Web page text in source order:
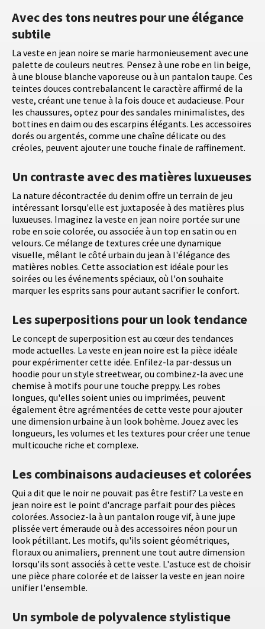
Avec des tons neutres pour une élégance
subtile
La veste en jean noire se marie harmonieusement avec une
palette de couleurs neutres. Pensez à une robe en lin beige,
à une blouse blanche vaporeuse ou à un pantalon taupe. Ces
teintes douces contrebalancent le caractère affirmé de la
veste, créant une tenue à la fois douce et audacieuse. Pour
les chaussures, optez pour des sandales minimalistes, des
bottines en daim ou des escarpins élégants. Les accessoires
dorés ou argentés, comme une chaîne délicate ou des
créoles, peuvent ajouter une touche finale de raffinement.
Un contraste avec des matières luxueuses
La nature décontractée du denim offre un terrain de jeu
intéressant lorsqu'elle est juxtaposée à des matières plus
luxueuses. Imaginez la veste en jean noire portée sur une
robe en soie colorée, ou associée à un top en satin ou en
velours. Ce mélange de textures crée une dynamique
visuelle, mêlant le côté urbain du jean à l'élégance des
matières nobles. Cette association est idéale pour les
soirées ou les événements spéciaux, où l'on souhaite
marquer les esprits sans pour autant sacrifier le confort.
Les superpositions pour un look tendance
Le concept de superposition est au cœur des tendances
mode actuelles. La veste en jean noire est la pièce idéale
pour expérimenter cette idée. Enfilez-la par-dessus un
hoodie pour un style streetwear, ou combinez-la avec une
chemise à motifs pour une touche preppy. Les robes
longues, qu'elles soient unies ou imprimées, peuvent
également être agrémentées de cette veste pour ajouter
une dimension urbaine à un look bohème. Jouez avec les
longueurs, les volumes et les textures pour créer une tenue
multicouche riche et complexe.
Les combinaisons audacieuses et colorées
Qui a dit que le noir ne pouvait pas être festif? La veste en
jean noire est le point d'ancrage parfait pour des pièces
colorées. Associez-la à un pantalon rouge vif, à une jupe
plissée vert émeraude ou à des accessoires néon pour un
look pétillant. Les motifs, qu'ils soient géométriques,
floraux ou animaliers, prennent une tout autre dimension
lorsqu'ils sont associés à cette veste. L'astuce est de choisir
une pièce phare colorée et de laisser la veste en jean noire
unifier l'ensemble.
Un symbole de polyvalence stylistique